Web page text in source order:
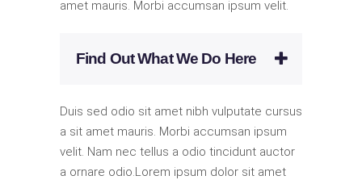
amet mauris. Morbi accumsan ipsum velit.
Find Out What We Do Here
Duis sed odio sit amet nibh vulputate cursus
a sit amet mauris. Morbi accumsan ipsum
velit. Nam nec tellus a odio tincidunt auctor
a ornare odio.Lorem ipsum dolor sit amet